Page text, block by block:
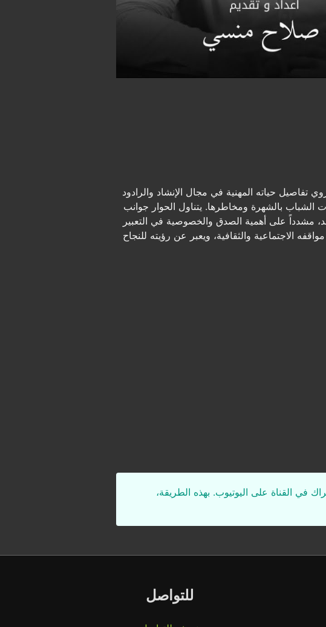
تفاصيل حياته المهنية في مجال الإنشاد والرادود
الشباب بالشهرة ومخاطرها. يتناول الحوار جوانب
مشدداً على أهمية الصدق والخصوصية في التعبير
الاجتماعية والثقافية، ويعبر عن رؤيته للنجاح
في القناة على اليوتيوب. بهذه الطريقة،
للتواصل